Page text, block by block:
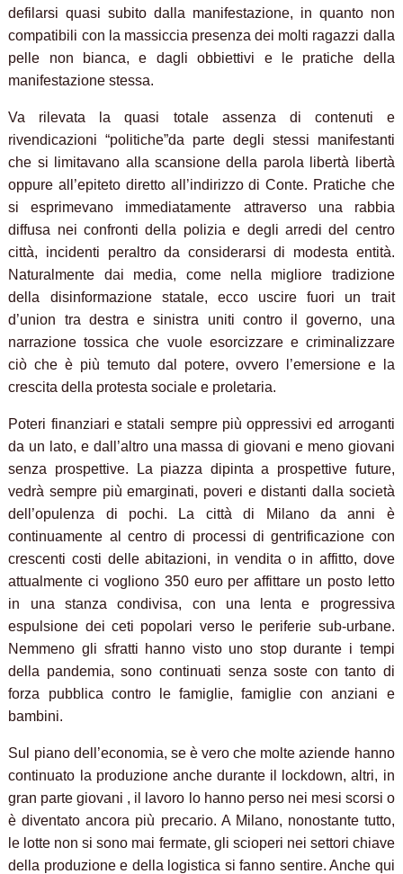
defilarsi quasi subito dalla manifestazione, in quanto non
compatibili con la massiccia presenza dei molti ragazzi dalla
pelle non bianca, e dagli obbiettivi e le pratiche della
manifestazione stessa.
Va rilevata la quasi totale assenza di contenuti e
rivendicazioni “politiche”da parte degli stessi manifestanti
che si limitavano alla scansione della parola libertà libertà
oppure all’epiteto diretto all’indirizzo di Conte. Pratiche che
si esprimevano immediatamente attraverso una rabbia
diffusa nei confronti della polizia e degli arredi del centro
città, incidenti peraltro da considerarsi di modesta entità.
Naturalmente dai media, come nella migliore tradizione
della disinformazione statale, ecco uscire fuori un trait
d’union tra destra e sinistra uniti contro il governo, una
narrazione tossica che vuole esorcizzare e criminalizzare
ciò che è più temuto dal potere, ovvero l’emersione e la
crescita della protesta sociale e proletaria.
Poteri finanziari e statali sempre più oppressivi ed arroganti
da un lato, e dall’altro una massa di giovani e meno giovani
senza prospettive. La piazza dipinta a prospettive future,
vedrà sempre più emarginati, poveri e distanti dalla società
dell’opulenza di pochi. La città di Milano da anni è
continuamente al centro di processi di gentrificazione con
crescenti costi delle abitazioni, in vendita o in affitto, dove
attualmente ci vogliono 350 euro per affittare un posto letto
in una stanza condivisa, con una lenta e progressiva
espulsione dei ceti popolari verso le periferie sub-urbane.
Nemmeno gli sfratti hanno visto uno stop durante i tempi
della pandemia, sono continuati senza soste con tanto di
forza pubblica contro le famiglie, famiglie con anziani e
bambini.
Sul piano dell’economia, se è vero che molte aziende hanno
continuato la produzione anche durante il lockdown, altri, in
gran parte giovani , il lavoro lo hanno perso nei mesi scorsi o
è diventato ancora più precario. A Milano, nonostante tutto,
le lotte non si sono mai fermate, gli scioperi nei settori chiave
della produzione e della logistica si fanno sentire. Anche qui